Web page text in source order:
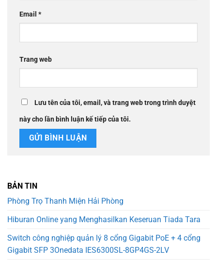
Email *
Trang web
Lưu tên của tôi, email, và trang web trong trình duyệt
này cho lần bình luận kế tiếp của tôi.
BẢN TIN
Phòng Trọ Thanh Miện Hải Phòng
Hiburan Online yang Menghasilkan Keseruan Tiada Tara
Switch công nghiệp quản lý 8 cổng Gigabit PoE + 4 cổng
Gigabit SFP 3Onedata IES6300SL-8GP4GS-2LV